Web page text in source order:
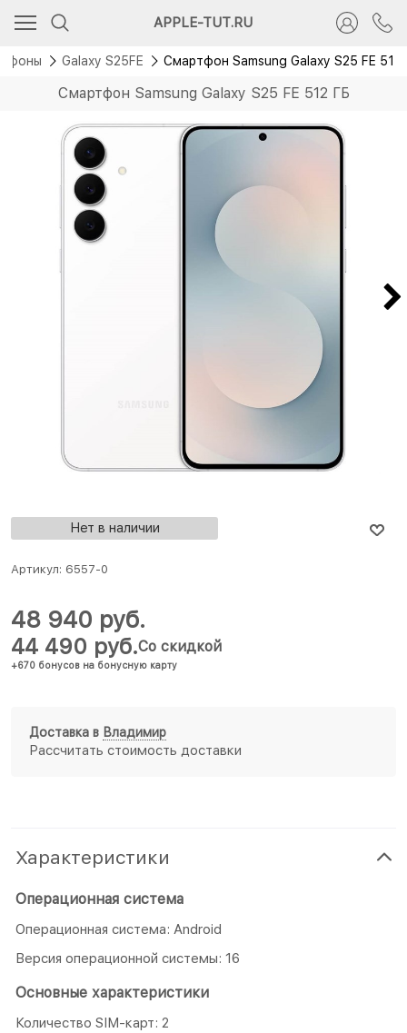
APPLE-TUT.RU
Galaxy S25FE Смартфон Samsung Galaxy S25 FE 512
Смартфон Samsung Galaxy S25 FE 512 ГБ
Новинка
Нет в наличии
Артикул: 6557-0
44 490 руб.
+670 бонусов на бонусную карту
Со скидкой
48 940 руб.
Доставка в Владимир
Рассчитать стоимость доставки
Характеристики
Операционная система
Операционная система: Android
Версия операционной системы: 16
Основные характеристики
Количество SIM-карт: 2